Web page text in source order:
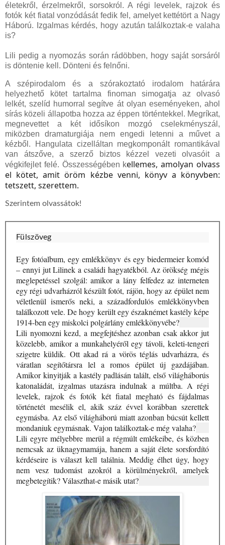
életekről, érzelmekről, sorsokról. A régi levelek, rajzok és
fotók két fiatal vonzódását fedik fel, amelyet kettétört a Nagy
Háború. Izgalmas kérdés, hogy azután találkoztak-e valaha
is?
Lili pedig a nyomozás során rádöbben, hogy saját sorsáról
is döntenie kell. Dönteni és felnőni.
A szépirodalom és a szórakoztató irodalom határára
helyezhető kötet tartalma finoman simogatja az olvasó
lelkét, szelíd humorral segítve át olyan eseményeken, ahol
sírás közeli állapotba hozza az éppen történtekkel. Megríkat,
megnevettet a két idősíkon mozgó cselekményszál,
miközben dramaturgiája nem engedi letenni a művet a
kézből. Hangulata cizelláltan megkomponált romantikával
van átszőve, a szerző biztos kézzel vezeti olvasóit a
végkifejlet felé. Összességében kellemes, amolyan olvass
el kötet, amit öröm kézbe venni, könyv a könyvben:
tetszett, szerettem.
Szerintem olvassátok!
Fülszöveg
Egy fotóalbum, egy emlékkönyv és egy biedermeier komód
– ennyi jut Lilinek a családi hagyatékból. Az örökség mégis
meglepetéssel szolgál: amikor a lány felfedez az interneten
egy régi udvarházról készült fotót, rájön, hogy az épület nem
véletlenül ismerős neki, a századfordulós emlékkönyvben
találkozott vele. De hogy került egy északnémet kastély képe
1914-ben egy miskolci polgárlány emlékkönyvébe?
Lili nyomozni kezd, a megfejtéshez azonban csak akkor jut
közelebb, amikor a munkahelyéről egy távoli, keleti-tengeri
szigetre küldik. Ott akad rá a vörös téglás udvarházra, és
váratlan segítőtársra lel a romos épület új gazdájában.
Amikor kinyitják a kastély padlásán talált, első világháborús
katonaládát, izgalmas utazásra indulnak a múltba. A régi
levelek, rajzok és fotók két fiatal megható és fájdalmas
történetét mesélik el, akik száz évvel korábban szerettek
egymásba. Az első világháború miatt azonban búcsút kellett
mondaniuk egymásnak. Vajon találkoztak-e még valaha?
Lili egyre mélyebbre merül a régmúlt emlékeibe, és közben
nemcsak az üknagymamája, hanem a saját élete sorsfordító
kérdéseire is választ kell találnia. Meddig élhet úgy, hogy
nem vesz tudomást azokról a körülményekről, amelyek
megbetegítik? Választhat-e másik utat?